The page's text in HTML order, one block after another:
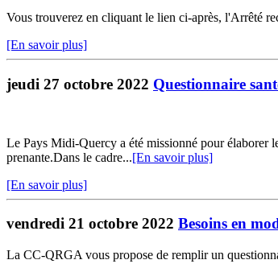
Vous trouverez en cliquant le lien ci-après, l'Arrêté
[En savoir plus]
jeudi 27 octobre 2022 Questionnaire
Le Pays Midi-Quercy a été missionné pour élaborer
prenante.Dans le cadre...[En savoir plus]
[En savoir plus]
vendredi 21 octobre 2022 Besoins en
La CC-QRGA vous propose de remplir un